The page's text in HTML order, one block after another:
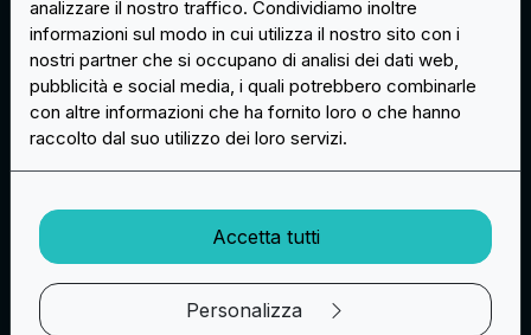
universitarie in ciniglia personalizzate sono un
ottimo ordine per la stagione del rientro a
scuola. Puoi creare toppe in ciniglia con
alfabeto o toppe scolastiche con mascotte con
l'effetto ciniglia. Le toppe in ciniglia non sono
fantastiche solo per giacche o abbigliamento
sportivo, ma sono anche ideali per i marchi di
moda che desiderano adottare un look iconico e
tutto americano. Fanno risaltare anche i disegni
relativamente semplici con colori vivaci
accattivanti!
analizzare il nostro traffico. Condividiamo inoltre
informazioni sul modo in cui utilizza il nostro sito con i
nostri partner che si occupano di analisi dei dati web,
pubblicità e social media, i quali potrebbero combinarle
con altre informazioni che ha fornito loro o che hanno
raccolto dal suo utilizzo dei loro servizi.
Accetta tutti
Personalizza